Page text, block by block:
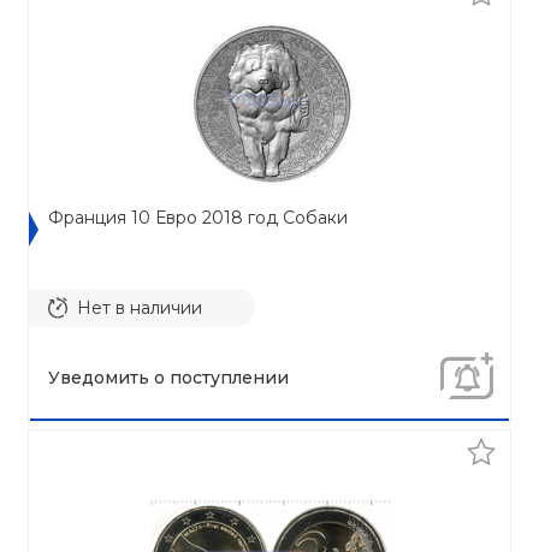
Франция 10 Евро 2018 год Собаки
Нет в наличии
Уведомить о поступлении